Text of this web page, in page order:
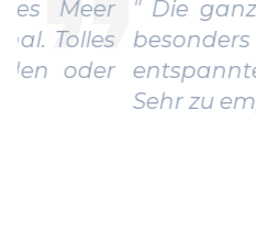
" Die ganze Boot
besonders
entspannte
Sehr zu empfehlen! "